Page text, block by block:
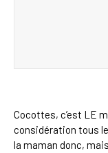
Cocottes, c’est LE
considération tous
la maman donc,